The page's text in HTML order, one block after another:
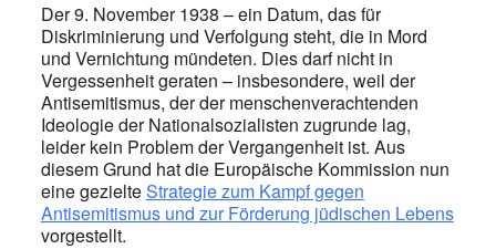
Der 9. November 1938 – ein Datum, das für
Diskriminierung und Verfolgung steht, die in Mord
und Vernichtung mündeten. Dies darf nicht in
Vergessenheit geraten – insbesondere, weil der
Antisemitismus, der der menschenverachtenden
Ideologie der Nationalsozialisten zugrunde lag,
leider kein Problem der Vergangenheit ist. Aus
diesem Grund hat die Europäische Kommission nun
eine gezielteStrategie zum Kampf gegen
Antisemitismus und zur Förderung jüdischen Lebens
vorgestellt.